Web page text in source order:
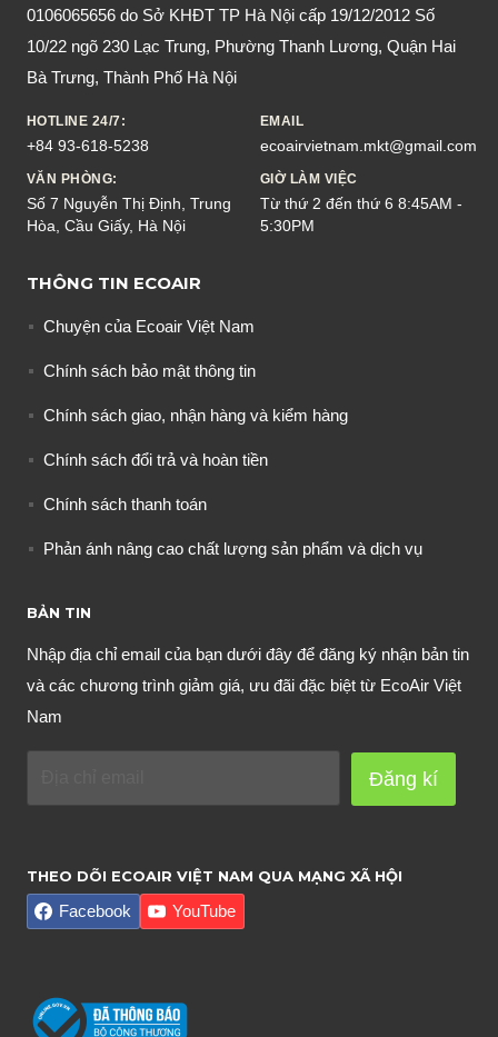
0106065656 do Sở KHĐT TP Hà Nội cấp 19/12/2012 Số
10/22 ngõ 230 Lạc Trung, Phường Thanh Lương, Quận Hai
Bà Trưng, Thành Phố Hà Nội
HOTLINE 24/7:
+84 93-618-5238
EMAIL
ecoairvietnam.mkt@gmail.com
VĂN PHÒNG:
Số 7 Nguyễn Thị Định, Trung
Hòa, Cầu Giấy, Hà Nội
GIỜ LÀM VIỆC
Từ thứ 2 đến thứ 6 8:45AM -
5:30PM
THÔNG TIN ECOAIR
Chuyện của Ecoair Việt Nam
Chính sách bảo mật thông tin
Chính sách giao, nhận hàng và kiểm hàng
Chính sách đổi trả và hoàn tiền
Chính sách thanh toán
Phản ánh nâng cao chất lượng sản phẩm và dịch vụ
BẢN TIN
Nhập địa chỉ email của bạn dưới đây để đăng ký nhận bản tin
và các chương trình giảm giá, ưu đãi đặc biệt từ EcoAir Việt
Nam
Đăng kí
THEO DÕI ECOAIR VIỆT NAM QUA MẠNG XÃ HỘI
Facebook YouTube